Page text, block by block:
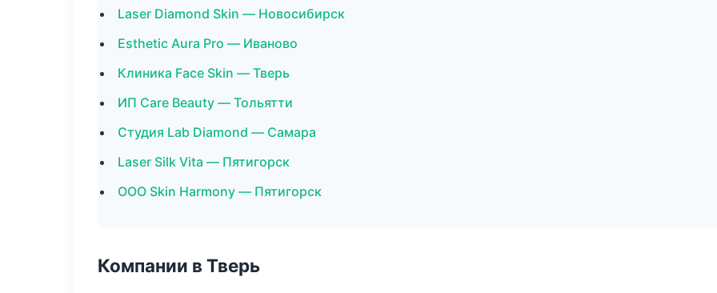
Laser Diamond Skin — Новосибирск
Esthetic Aura Pro — Иваново
Клиника Face Skin — Тверь
ИП Care Beauty — Тольятти
Студия Lab Diamond — Самара
Laser Silk Vita — Пятигорск
ООО Skin Harmony — Пятигорск
Компании в Тверь